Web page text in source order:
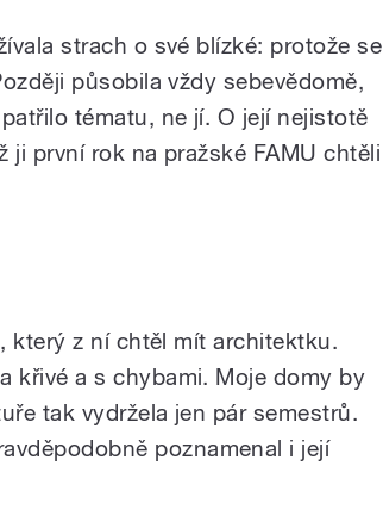
strach o své blízké: protože se
působila vždy sebevědomě,
tématu, ne jí. O její nejistotě
ji první rok na pražské FAMU chtěli
který z ní chtěl mít architektku.
křivé a s chybami. Moje domy by
tak vydržela jen pár semestrů.
poznamenal i její